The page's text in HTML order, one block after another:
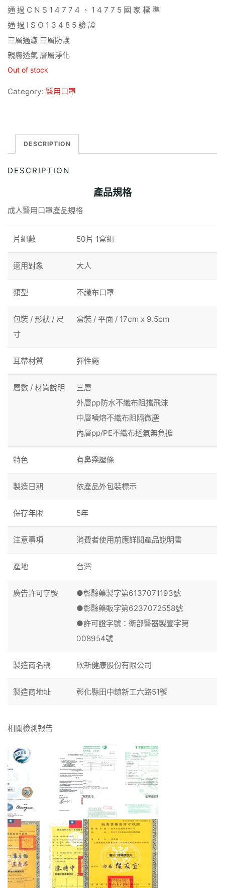
通 過 C N S 1 4 7 7 4 、 1 4 7 7 5 國 家 標 準
通 過 I S O 1 3 4 8 5 驗 證
三層過濾 三層防護
親膚透氣 層層淨化
Out of stock
Category:醫用口罩
DESCRIPTION
DESCRIPTION
產品規格
成人醫用口罩產品規格
片組數 50片 1盒組
適用對象 大人
類型 不織布口罩
包裝 / 形狀 / 尺
寸
盒裝 / 平面 / 17cm x 9.5cm
耳帶材質 彈性繩
層數 / 材質說明
三層
外層pp防水不織布阻擋飛沫
中層噴熔不織布阻隔微塵
內層pp/PE不織布透氣無負擔
特色 有鼻梁壓條
製造日期 依產品外包裝標示
保存年限 5年
注意事項 消費者使用前應詳閱產品說明書
產地 台灣
廣告許可字號
●彰縣藥製字第6137071193號
●彰縣藥販字第6237072558號
●許可證字號：衛部醫器製壹字第
008954號
製造商名稱 欣新健康股份有限公司
製造商地址 彰化縣田中鎮新工六路51號
相關檢測報告